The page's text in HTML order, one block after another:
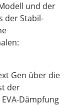
und der
der Stabil-
Gen über die
der
Dämpfung